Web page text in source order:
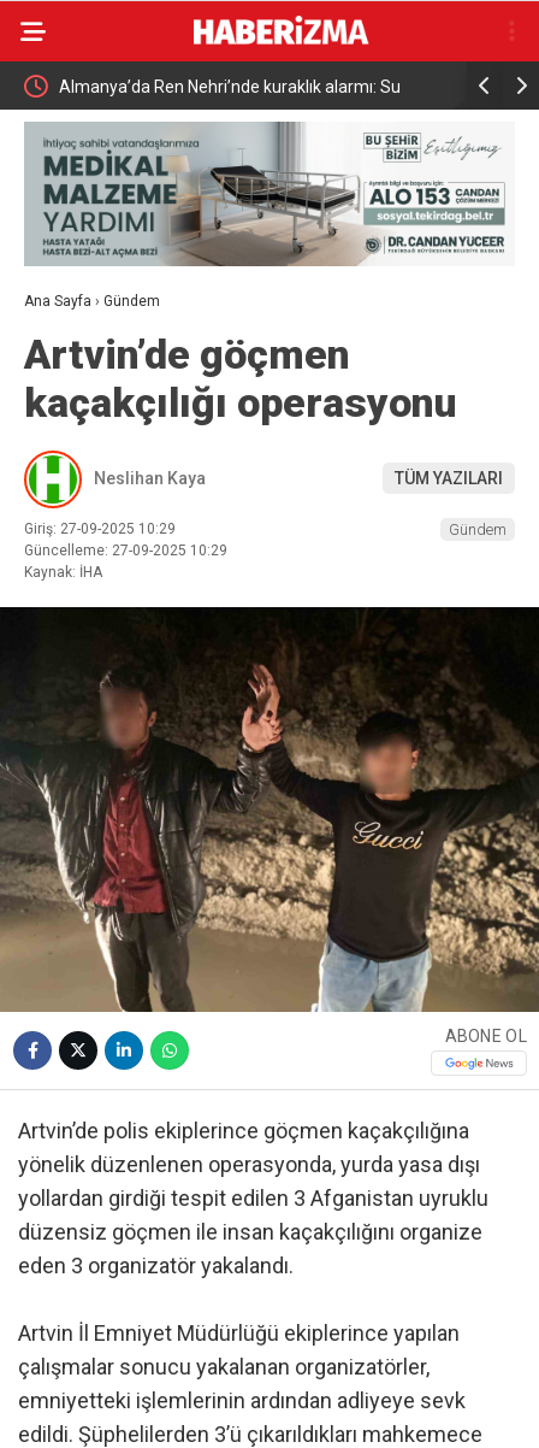
Uludağ’da çıkan orman yangını söndürüldü MGK 6
Güvenlik
Ana Sayfa › Gündem
Artvin’de göçmen
kaçakçılığı operasyonu
Neslihan Kaya TÜM YAZILARI
Giriş: 27-09-2025 10:29
Güncelleme: 27-09-2025 10:29
Kaynak: İHA
Gündem
ABONE OL
Artvin’de polis ekiplerince göçmen kaçakçılığına
yönelik düzenlenen operasyonda, yurda yasa dışı
yollardan girdiği tespit edilen 3 Afganistan uyruklu
düzensiz göçmen ile insan kaçakçılığını organize
eden 3 organizatör yakalandı.
Artvin İl Emniyet Müdürlüğü ekiplerince yapılan
çalışmalar sonucu yakalanan organizatörler,
emniyetteki işlemlerinin ardından adliyeye sevk
edildi. Şüphelilerden 3’ü çıkarıldıkları mahkemece